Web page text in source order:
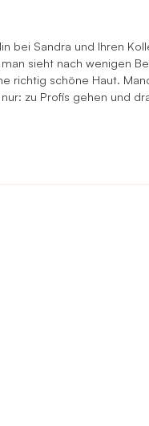
bei Sandra und Ihren
sieht nach wenigen
richtig schöne Haut.
zu Profis gehen und